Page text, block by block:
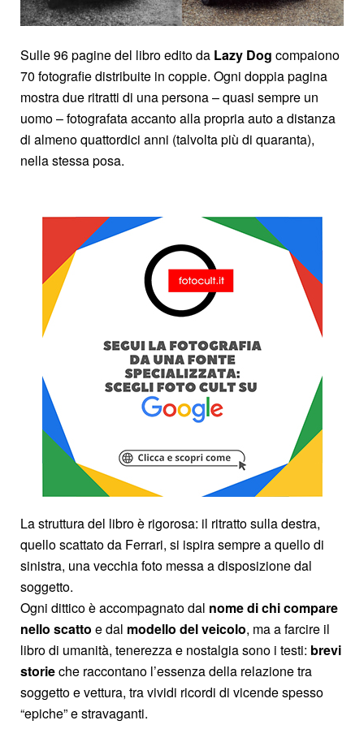
Sulle 96 pagine del libro edito da Lazy Dog compaiono
70 fotografie distribuite in coppie. Ogni doppia pagina
mostra due ritratti di una persona – quasi sempre un
uomo – fotografata accanto alla propria auto a distanza
di almeno quattordici anni (talvolta più di quaranta),
nella stessa posa.
La struttura del libro è rigorosa: il ritratto sulla destra,
quello scattato da Ferrari, si ispira sempre a quello di
sinistra, una vecchia foto messa a disposizione dal
soggetto.
Ogni dittico è accompagnato dal nome di chi compare
nello scatto e dal modello del veicolo, ma a farcire il
libro di umanità, tenerezza e nostalgia sono i testi: brevi
storieche raccontano l’essenza della relazione tra
soggetto e vettura, tra vividi ricordi di vicende spesso
“epiche” e stravaganti.